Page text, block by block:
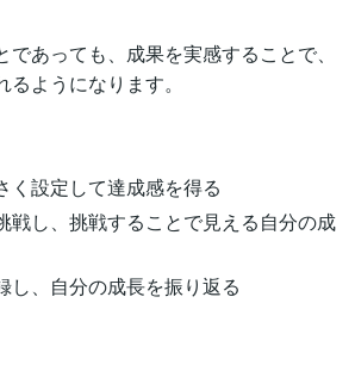
であっても、成果を実感することで、
ようになります。
く設定して達成感を得る
戦し、挑戦することで見える自分の成
し、自分の成長を振り返る